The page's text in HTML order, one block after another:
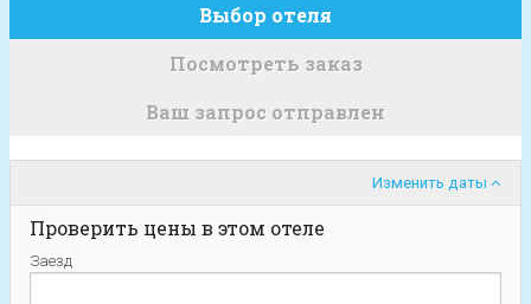
Выбор отеля
Посмотреть заказ
Ваш запрос отправлен
Изменить даты
Проверить цены в этом отеле
Заезд